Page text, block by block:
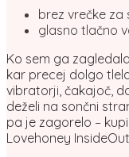
brez vrečke za
glasno tlačno
Ko sem ga
kar precej dolgo
vibratorji, čakajoč,
deželi na sončni
pa je zagorelo –
Lovehoney